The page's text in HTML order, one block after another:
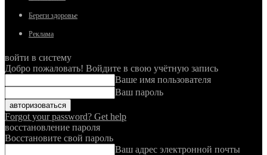
Береги здоровье
Реклама
войти в систему
Добро пожаловать! Войдите в свою учётную запись
Ваше имя пользователя
Ваш пароль
Forgot your password? Get help
восстановление пароля
Восстановите свой пароль
Ваш адрес электронной почты